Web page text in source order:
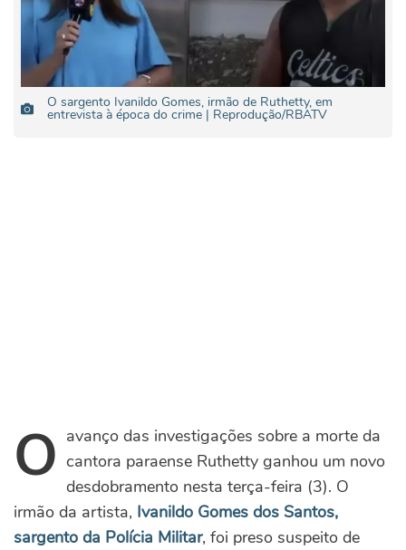
O sargento Ivanildo Gomes, irmão de Ruthetty, em
entrevista à época do crime | Reprodução/RBATV
Oavanço das investigações sobre a morte da
cantora paraense Ruthetty ganhou um novo
desdobramento nesta terça-feira (3). O
irmão da artista, Ivanildo Gomes dos Santos,
sargento da Polícia Militar, foi preso suspeito de